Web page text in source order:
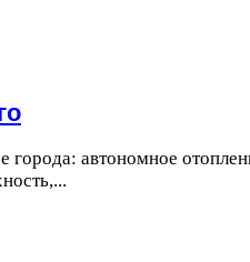
города: автономное